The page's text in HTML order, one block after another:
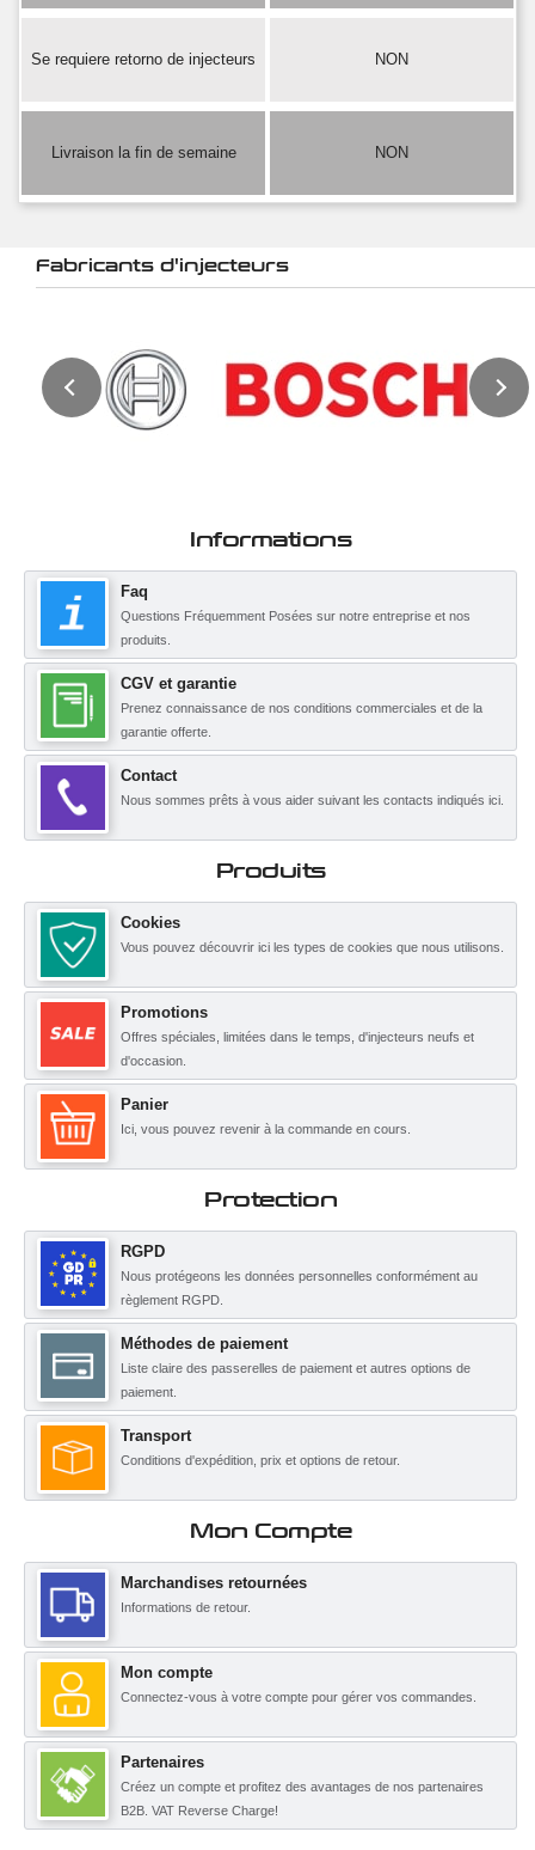
Se requiere retorno de injecteurs NON
Livraison la fin de semaine NON
Fabricants d'injecteurs
Informations
Faq
Questions Fréquemment Posées sur notre entreprise et nos
produits.
CGV et garantie
Prenez connaissance de nos conditions commerciales et de la
garantie offerte.
Contact
Nous sommes prêts à vous aider suivant les contacts indiqués ici.
Produits
Cookies
Vous pouvez découvrir ici les types de cookies que nous utilisons.
Promotions
Offres spéciales, limitées dans le temps, d'injecteurs neufs et
d'occasion.
Panier
Ici, vous pouvez revenir à la commande en cours.
Protection
RGPD
Nous protégeons les données personnelles conformément au
règlement RGPD.
Méthodes de paiement
Liste claire des passerelles de paiement et autres options de
paiement.
Transport
Conditions d'expédition, prix et options de retour.
Mon Compte
Marchandises retournées
Informations de retour.
Mon compte
Connectez-vous à votre compte pour gérer vos commandes.
Partenaires
Créez un compte et profitez des avantages de nos partenaires
B2B. VAT Reverse Charge!